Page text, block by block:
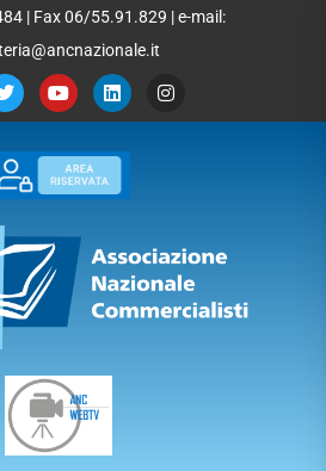
| Fax 06/55.91.829 | e-mail: